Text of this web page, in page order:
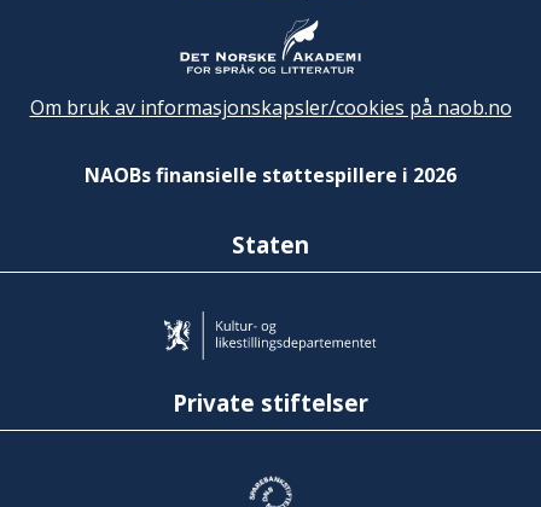
Om bruk av informasjonskapsler/cookies på naob.no
NAOBs finansielle støttespillere i 2026
Staten
Private stiftelser